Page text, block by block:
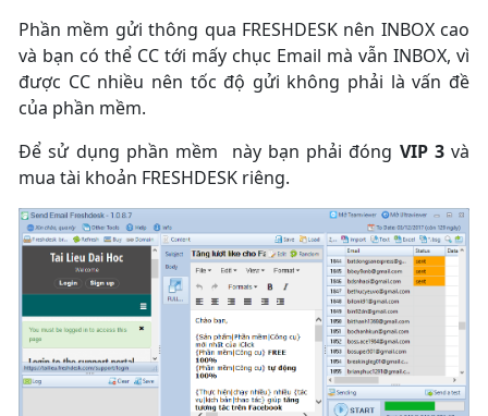
Phần mềm gửi thông qua FRESHDESK nên INBOX cao
và bạn có thể CC tới mấy chục Email mà vẫn INBOX, vì
được CC nhiều nên tốc độ gửi không phải là vấn đề
của phần mềm.
Để sử dụng phần mềm này bạn phải đóng VIP 3và
mua tài khoản FRESHDESK riêng.